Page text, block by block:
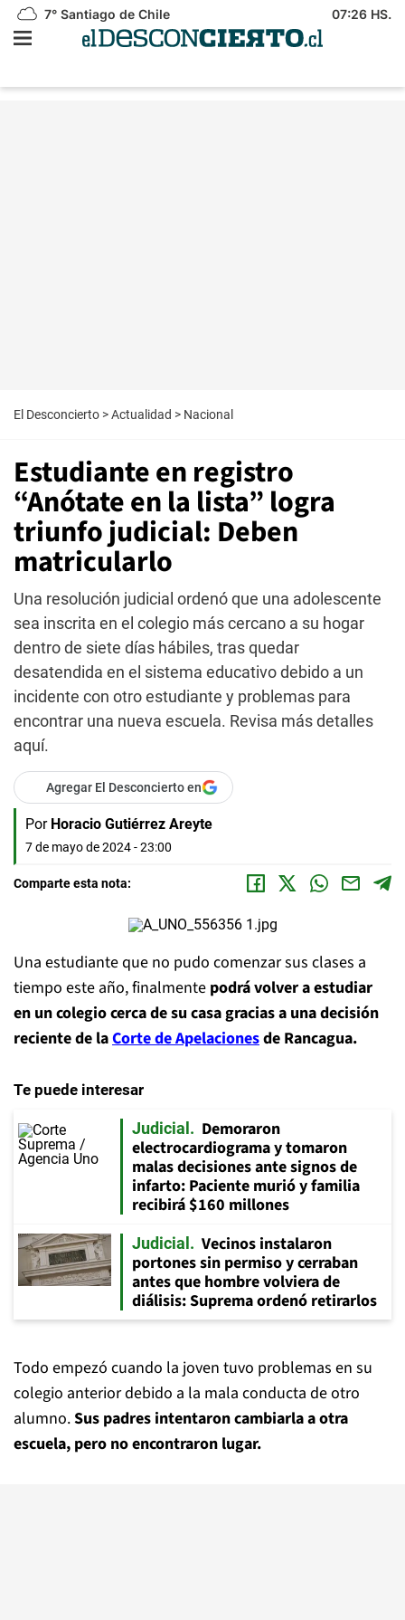
7° Santiago de Chile 07:26 HS.
El Desconcierto >Actualidad > Nacional
Estudiante en registro
“Anótate en la lista” logra
triunfo judicial: Deben
matricularlo
Una resolución judicial ordenó que una adolescente
sea inscrita en el colegio más cercano a su hogar
dentro de siete días hábiles, tras quedar
desatendida en el sistema educativo debido a un
incidente con otro estudiante y problemas para
encontrar una nueva escuela. Revisa más detalles
aquí.
Agregar El Desconcierto en
Por Horacio Gutiérrez Areyte
7 de mayo de 2024 - 23:00
Comparte esta nota:
Una estudiante que no pudo comenzar sus clases a
tiempo este año, finalmente podrá volver a estudiar
en un colegio cerca de su casa gracias a una decisión
reciente de laCorte de Apelacionesde Rancagua.
Te puede interesar
Judicial
Demoraron
electrocardiograma y tomaron
malas decisiones ante signos de
infarto: Paciente murió y familia
recibirá $160 millones
Judicial
Vecinos instalaron
portones sin permiso y cerraban
antes que hombre volviera de
diálisis: Suprema ordenó retirarlos
Todo empezó cuando la joven tuvo problemas en su
colegio anterior debido a la mala conducta de otro
alumno.Sus padres intentaron cambiarla a otra
escuela, pero no encontraron lugar.